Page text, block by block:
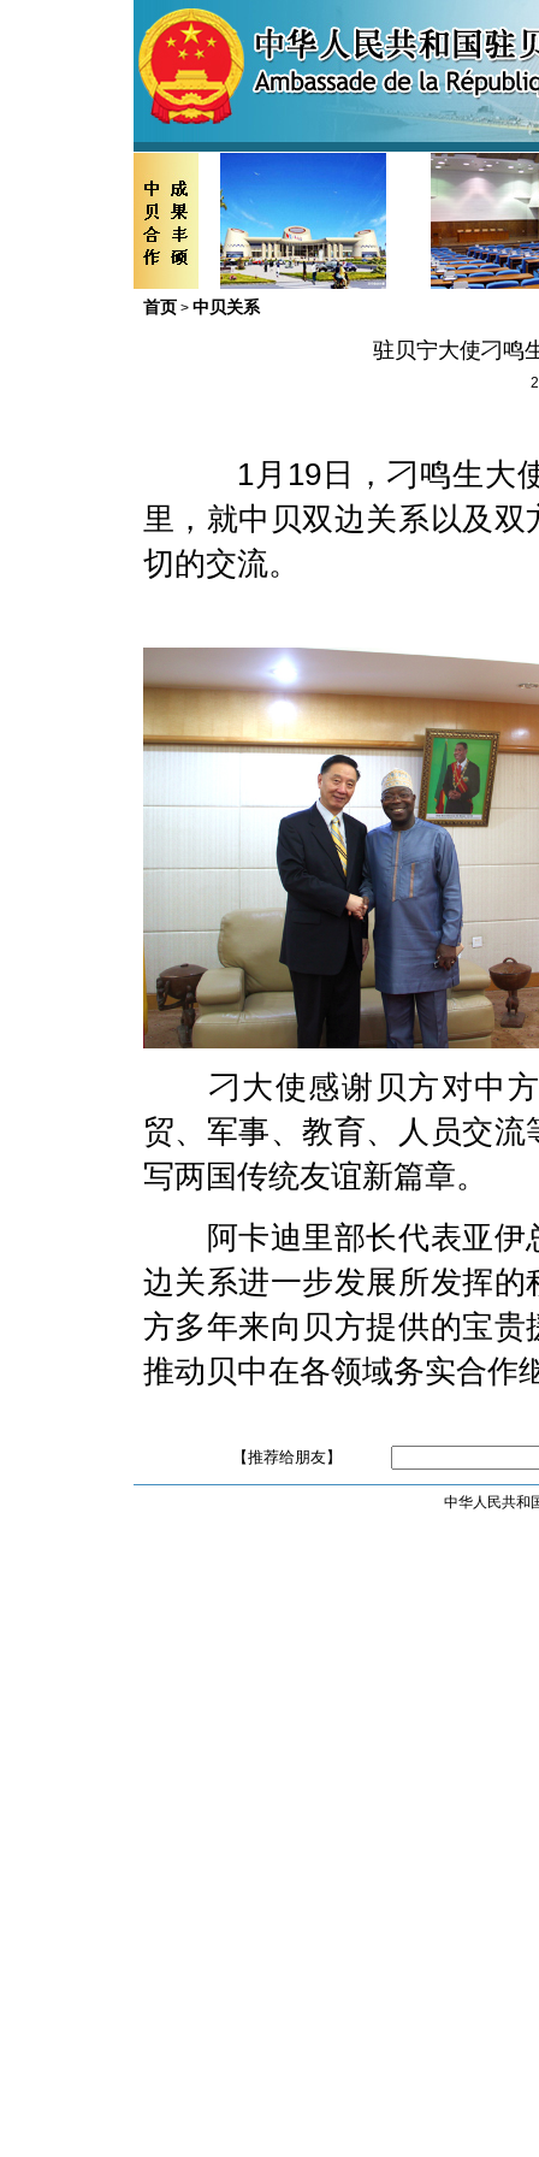
首页 > 中贝关系
驻贝宁大使刁鸣
1月 19日，刁鸣生大
里，就中贝双边关系以及
切的交流。
刁大使感谢贝方对中
贸、军事、教育、人员交
写两国传统友谊新篇章。
阿卡迪里部长代表亚
边关系进一步发展所发挥
方多年来向贝方提供的宝
推动贝中在各领域务实合作
【推荐给朋友】
中华人民共和